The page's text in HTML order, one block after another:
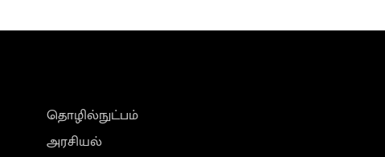
தொழில்நுட்பம்
அரசியல்